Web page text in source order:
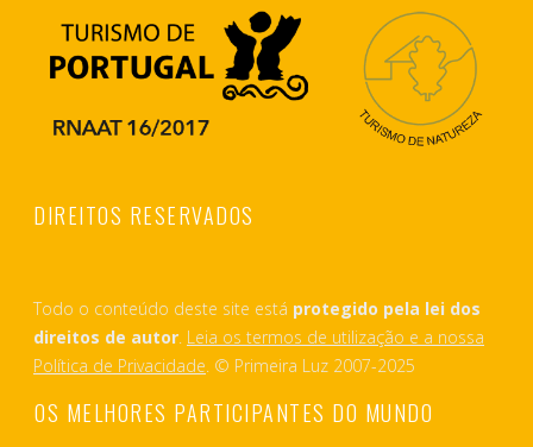
DIREITOS RESERVADOS
Todo o conteúdo deste site está protegido pela lei dos
direitos de autor Leia os termos de utilização e a nossa
Política de Privacidade . © Primeira Luz 2007-2025
OS MELHORES PARTICIPANTES DO MUNDO